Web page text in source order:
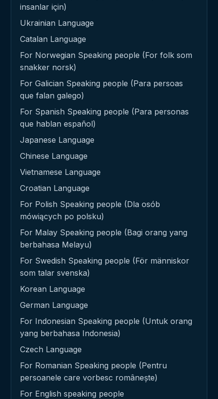
insanlar için)
Ukrainian Language
Catalan Language
For Norwegian Speaking people (For folk som
snakker norsk)
For Galician Speaking people (Para persoas
que falan galego)
For Spanish Speaking people (Para personas
que hablan español)
Japanese Language
Chinese Language
Vietnamese Language
Croatian Language
For Polish Speaking people (Dla osób
mówiących po polsku)
For Malay Speaking people (Bagi orang yang
berbahasa Melayu)
For Swedish Speaking people (För människor
som talar svenska)
Korean Language
German Language
For Indonesian Speaking people (Untuk orang
yang berbahasa Indonesia)
Czech Language
For Romanian Speaking people (Pentru
persoanele care vorbesc românește)
For English speaking people